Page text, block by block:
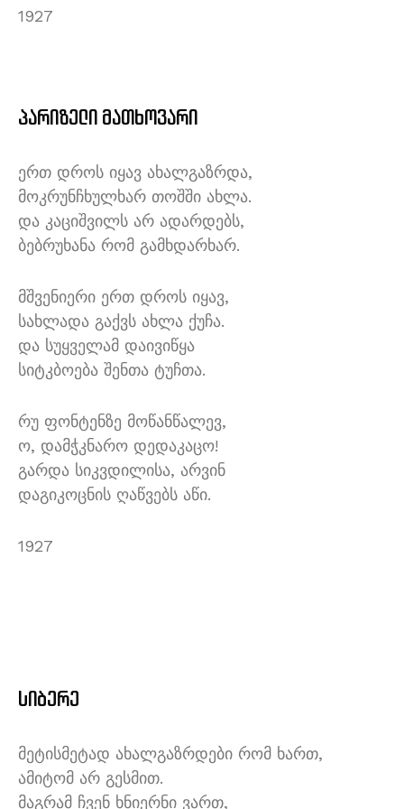
1927
პარიზელი მათხოვარი
ერთ დროს იყავ ახალგაზრდა,
მოკრუნჩხულხარ თოშში ახლა.
და კაციშვილს არ ადარდებს,
ბებრუხანა რომ გამხდარხარ.
მშვენიერი ერთ დროს იყავ,
სახლადა გაქვს ახლა ქუჩა.
და სუყველამ დაივიწყა
სიტკბოება შენთა ტუჩთა.
რუ ფონტენზე მოწანწალევ,
ო, დამჭკნარო დედაკაცო!
გარდა სიკვდილისა, არვინ
დაგიკოცნის ღაწვებს აწი.
1927
სიბერე
მეტისმეტად ახალგაზრდები რომ ხართ,
ამიტომ არ გესმით.
მაგრამ ჩვენ ხნიერნი ვართ,